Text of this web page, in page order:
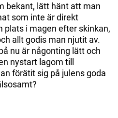
bekant, lätt hänt att man
som inte är direkt
plats i magen efter skinkan,
allt godis man njutit av.
nu är någonting lätt och
nystart lagom till
förätit sig på julens goda